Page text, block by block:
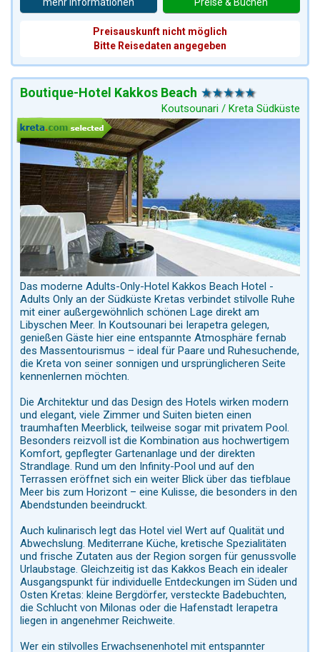
mehr Informationen
Preisauskunft nicht möglich
Bitte Reisedaten angegeben
Preise & Buchen
Boutique-Hotel Kakkos Beach
Koutsounari / Kreta Südküste
Das moderne Adults-Only-Hotel Kakkos Beach Hotel -
Adults Only an der Südküste Kretas verbindet stilvolle Ruhe
mit einer außergewöhnlich schönen Lage direkt am
Libyschen Meer. In Koutsounari bei Ierapetra gelegen,
genießen Gäste hier eine entspannte Atmosphäre fernab
des Massentourismus – ideal für Paare und Ruhesuchende,
die Kreta von seiner sonnigen und ursprünglicheren Seite
kennenlernen möchten.
Die Architektur und das Design des Hotels wirken modern
und elegant, viele Zimmer und Suiten bieten einen
traumhaften Meerblick, teilweise sogar mit privatem Pool.
Besonders reizvoll ist die Kombination aus hochwertigem
Komfort, gepflegter Gartenanlage und der direkten
Strandlage. Rund um den Infinity-Pool und auf den
Terrassen eröffnet sich ein weiter Blick über das tiefblaue
Meer bis zum Horizont – eine Kulisse, die besonders in den
Abendstunden beeindruckt.
Auch kulinarisch legt das Hotel viel Wert auf Qualität und
Abwechslung. Mediterrane Küche, kretische Spezialitäten
und frische Zutaten aus der Region sorgen für genussvolle
Urlaubstage. Gleichzeitig ist das Kakkos Beach ein idealer
Ausgangspunkt für individuelle Entdeckungen im Süden und
Osten Kretas: kleine Bergdörfer, versteckte Badebuchten,
die Schlucht von Milonas oder die Hafenstadt Ierapetra
liegen in angenehmer Reichweite.
Wer ein stilvolles Erwachsenenhotel mit entspannter